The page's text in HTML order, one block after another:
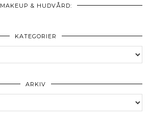
MAKEUP & HUDVÅRD:
KATEGORIER
ARKIV